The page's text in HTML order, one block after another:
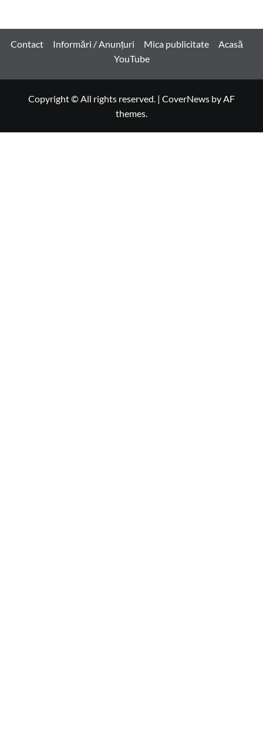
Contact Informări / Anunțuri Mica publicitate
Acasă
YouTube
Copyright © All rights reserved. | CoverNews by AF
themes.